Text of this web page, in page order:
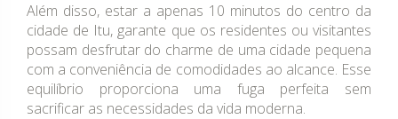
Além disso, estar a apenas 10 minutos do centro da
cidade de Itu, garante que os residentes ou visitantes
possam desfrutar do charme de uma cidade pequena
com a conveniência de comodidades ao alcance. Esse
equilíbrio proporciona uma fuga perfeita sem
sacrificar as necessidades da vida moderna.